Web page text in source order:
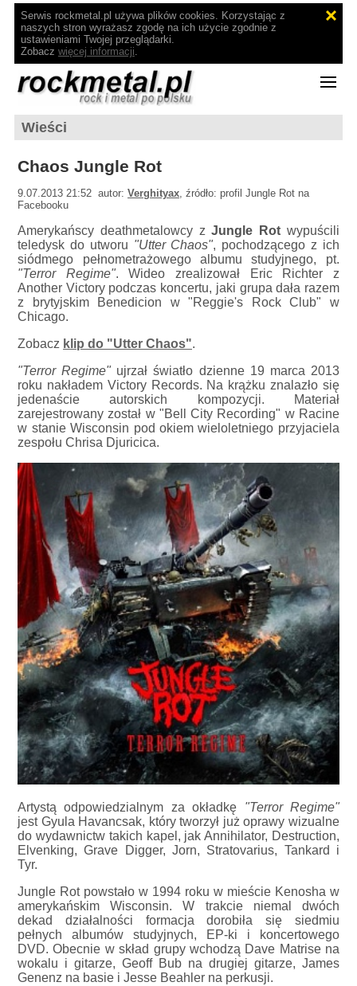
Serwis rockmetal.pl używa plików cookies. Korzystając z
naszych stron wyrażasz zgodę na ich użycie zgodnie z
ustawieniami Twojej przeglądarki.
Zobacz więcej informacji.
Wieści
Chaos Jungle Rot
9.07.2013 21:52 autor:Verghityax, źródło: profil Jungle Rot na
Facebooku
Amerykańscy deathmetalowcy zJungle Rot wypuścili
teledysk do utworu "Utter Chaos", pochodzącego z ich
siódmego pełnometrażowego albumu studyjnego, pt.
"Terror Regime". Wideo zrealizował Eric Richter z
Another Victory podczas koncertu, jaki grupa dała razem
z brytyjskim Benedicion w "Reggie's Rock Club" w
Chicago.
Zobacz klip do "Utter Chaos".
"Terror Regime"ujrzał światło dzienne 19 marca 2013
roku nakładem Victory Records. Na krążku znalazło się
jedenaście autorskich kompozycji. Materiał
zarejestrowany został w "Bell City Recording" w Racine
w stanie Wisconsin pod okiem wieloletniego przyjaciela
zespołu Chrisa Djuricica.
Artystą odpowiedzialnym za okładkę "Terror Regime"
jest Gyula Havancsak, który tworzył już oprawy wizualne
do wydawnictw takich kapel, jak Annihilator, Destruction,
Elvenking, Grave Digger, Jorn, Stratovarius, Tankard i
Tyr.
Jungle Rot powstało w 1994 roku w mieście Kenosha w
amerykańskim Wisconsin. W trakcie niemal dwóch
dekad działalności formacja dorobiła się siedmiu
pełnych albumów studyjnych, EP-ki i koncertowego
DVD. Obecnie w skład grupy wchodzą Dave Matrise na
wokalu i gitarze, Geoff Bub na drugiej gitarze, James
Genenz na basie i Jesse Beahler na perkusji.